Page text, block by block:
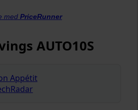
med PriceRunner
AUTO10S
Appétit